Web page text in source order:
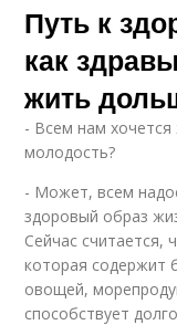
Путь к
как
жить
- Всем нам хочется
молодость?
- Может, всем
здоровый образ
Сейчас считается,
которая содержит
овощей,
способствует